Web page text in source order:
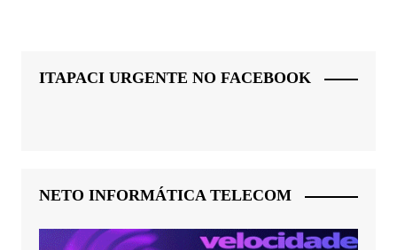
ITAPACI URGENTE NO FACEBOOK
NETO INFORMÁTICA TELECOM